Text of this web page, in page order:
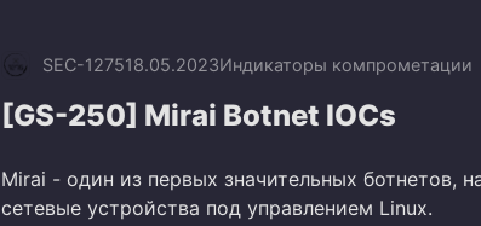
SEC-127518.05.2023Индикаторы компрометации
[GS-250] Mirai Botnet IOCs
Mirai - один из первых значительных ботнетов,
сетевые устройства под управлением Linux.